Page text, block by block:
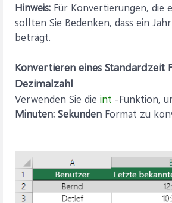
Hinweis: Für Konvertierungen, die
sollten Sie Bedenken, dass ein
beträgt.
Konvertieren eines Standardzeit
Dezimalzahl
Verwenden Sie die int -Funktion,
Minuten: Sekunden Format zu